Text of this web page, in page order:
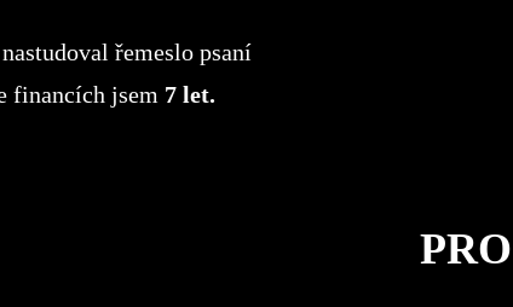
řemeslo psaní
financích jsem 7 let.